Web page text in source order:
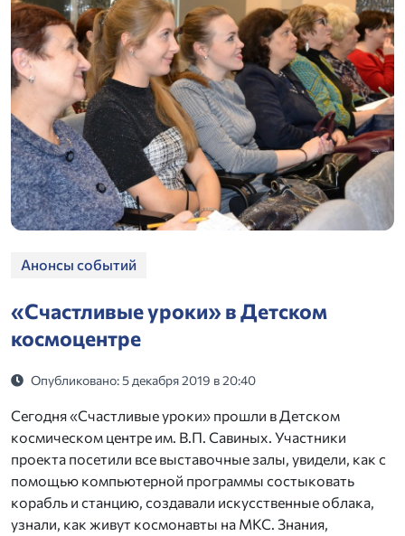
Анонсы событий
«Счастливые уроки» в Детском
космоцентре
Опубликовано: 5 декабря 2019 в 20:40
Сегодня «Счастливые уроки» прошли в Детском
космическом центре им. В.П. Савиных. Участники
проекта посетили все выставочные залы, увидели, как с
помощью компьютерной программы состыковать
корабль и станцию, создавали искусственные облака,
узнали, как живут космонавты на МКС. Знания,